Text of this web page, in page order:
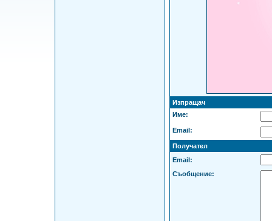
Изпращач
Име:
Email:
Получател
Email:
Съобщение: